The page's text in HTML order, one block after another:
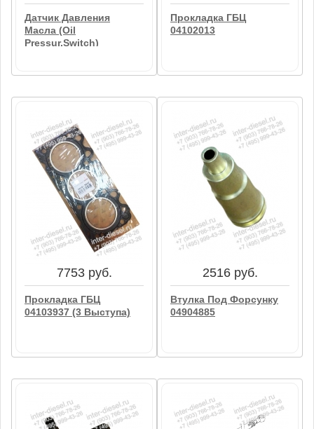
Датчик Давления
Масла (Oil
Pressur.Switch)
750 руб.
Датчик Давления
Масла (Oil
Pressur.Switch)
01182792
Прокладка ГБЦ
04102013
4800 руб.
Прокладка ГБЦ
04102013
7753 руб.
Прокладка ГБЦ
04103937 (3 Выступа)
2516 руб.
Втулка Под Форсунку
04904885